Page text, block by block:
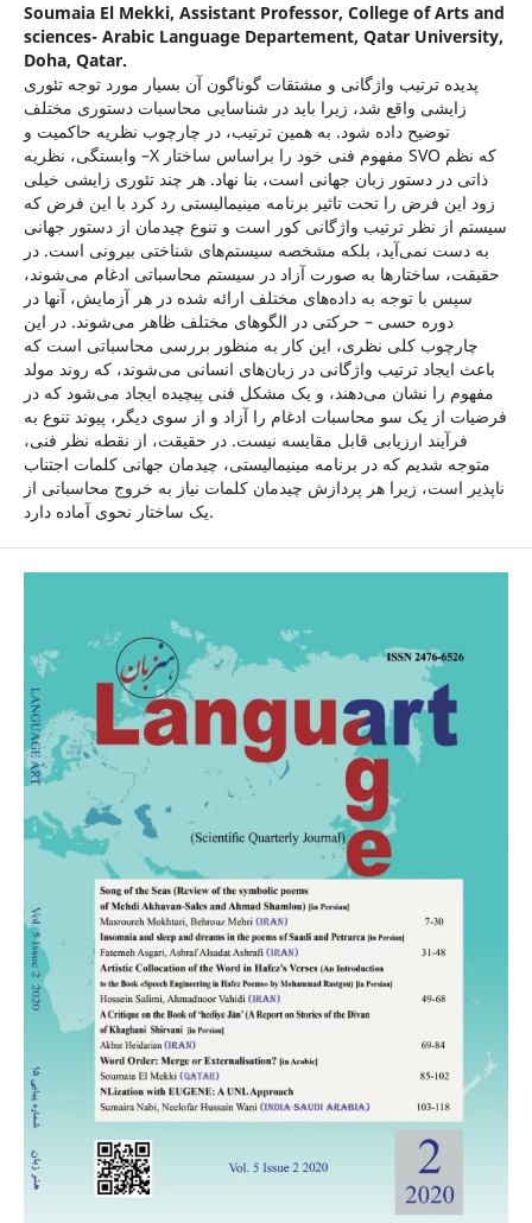
Soumaia El Mekki, Assistant Professor, College of Arts and
sciences- Arabic Language Departement, Qatar University,
Doha, Qatar.
پدیده ترتیب واژگانی و مشتقات گوناگون آن بسیار مورد توجه تئوری
زایشی واقع شد، زیرا باید در شناسایی محاسبات دستوری مختلف
توضیح داده شود. به همین ترتیب، در چارچوب نظریه حاکمیت و
وابستگی، نظریه –X مفهوم فنی خود را براساس ساختار SVO که نظم
ذاتی در دستور زبان جهانی است، بنا نهاد. هر چند تئوری زایشی خیلی
زود این فرض را تحت تاثیر برنامه مینیمالیستی رد کرد با این فرض که
سیستم از نظر ترتیب واژگانی کور است و تنوع چیدمان از دستور جهانی
به دست نمی‌آید، بلکه مشخصه سیستم‌های شناختی بیرونی است. در
حقیقت، ساختارها به صورت آزاد در سیستم محاسباتی ادغام می‌شوند،
سپس با توجه به داده‌های مختلف ارائه شده در هر آزمایش، آنها در
دوره حسی – حرکتی در الگوهای مختلف ظاهر می‌شوند. در این
چارچوب کلی نظری، این کار به منظور بررسی محاسباتی است که
باعث ایجاد ترتیب واژگانی در زبان‌های انسانی می‌شوند، که روند مولد
مفهوم را نشان می‌دهند، و یک مشکل فنی پیچیده ایجاد می‌شود که در
فرضیات از یک سو محاسبات ادغام را آزاد و از سوی دیگر، پیوند تنوع به
فرآیند ارزیابی قابل مقایسه نیست. در حقیقت، از نقطه نظر فنی،
متوجه شدیم كه در برنامه مینیمالیستی، چیدمان جهانی كلمات اجتناب
ناپذیر است، زیرا هر پردازش چیدمان كلمات نیاز به خروج محاسباتی از
یک ساختار نحوی آماده دارد.